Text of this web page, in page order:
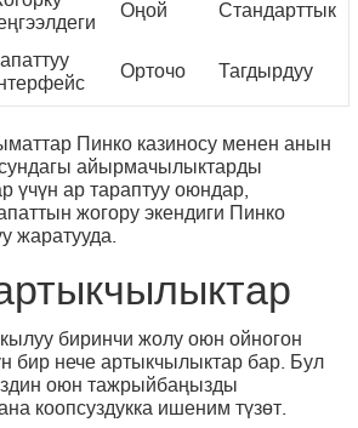
Оңой Стандарттык
Орточо Тагдырдуу
Пинко казиносу менен анын
айырмачылыктарды
үчүн ар тараптуу оюндар,
жогору экендиги Пинко
жаратууда.
биринчи жолу оюн ойногон
бир нече артыкчылыктар бар. Бул
оюн тажрыйбаңызды
коопсуздукка ишеним түзөт.